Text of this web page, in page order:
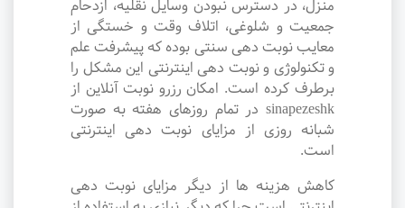
منزل، در دسترس نبودن وسایل نقلیه، ازدحام
جمعیت و شلوغی، اتلاف وقت و خستگی از
معایب نوبت دهی سنتی بوده که پیشرفت علم
و تکنولوژی و نوبت دهی اینترنتی این مشکل را
برطرف کرده است. امکان رزرو نوبت آنلاین از
sinapezeshk در تمام روزهای هفته به صورت
شبانه روزی از مزایای نوبت دهی اینترنتی
است.
کاهش هزینه ها از دیگر مزایای نوبت دهی